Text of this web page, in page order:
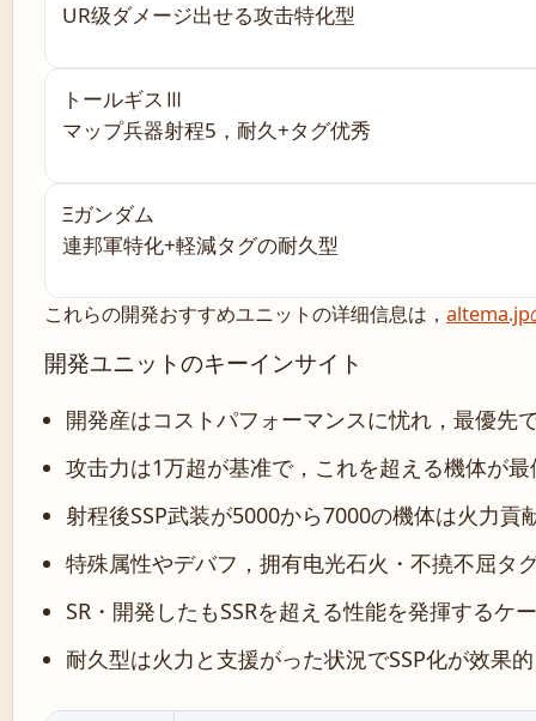
UR级ダメージ出せる攻击特化型
トールギスⅢ
マップ兵器射程5，耐久+タグ优秀
Ξガンダム
連邦軍特化+軽減タグの耐久型
これらの開発おすすめユニットの详细信息は， altema.jp
開発ユニットのキーインサイト
開発産はコストパフォーマンスに忧れ，最優先
攻击力は1万超が基准で，これを超える機体が
射程後SSP武装が5000から7000の機体は火力貢
特殊属性やデバフ，拥有电光石火・不撓不屈タ
SR・開発したもSSRを超える性能を発揮するケ
耐久型は火力と支援がった状況でSSP化が效果的